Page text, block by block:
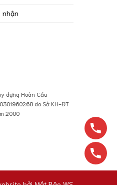
nhận
dựng Hoàn Cầu
do Sở KH-ĐT
2000